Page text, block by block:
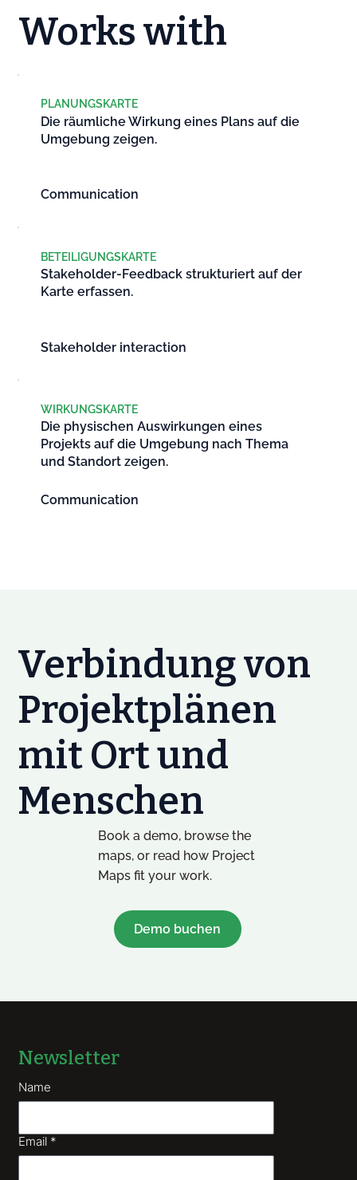
Verbindung von
Projektplänen
mit Ort und
Menschen
Book a demo, browse the
maps, or read how Project
Maps fit your work.
Demo buchen
Works with
PLANUNGSKARTE
Die räumliche Wirkung eines Plans auf die
Umgebung zeigen.
Communication
BETEILIGUNGSKARTE
Stakeholder-Feedback strukturiert auf der
Karte erfassen.
Stakeholder interaction
WIRKUNGSKARTE
Die physischen Auswirkungen eines
Projekts auf die Umgebung nach Thema
und Standort zeigen.
Communication
Newsletter
Name
Email *